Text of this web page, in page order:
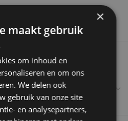
×
maakt gebruik
om inhoud en
en om ons
We delen ook
gebruik van onze site
en analysepartners,